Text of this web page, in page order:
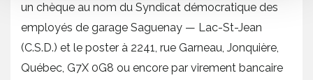
un chèque au nom du Syndicat démocratique des
employés de garage Saguenay — Lac-St-Jean
(C.S.D.) et le poster à 2241, rue Garneau, Jonquière,
Québec, G7X 0G8 ou encore par virement bancaire